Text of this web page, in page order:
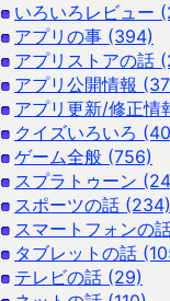
いろいろレビュー
アプリの事 (394)
アプリストアの話
アプリ公開情報
アプリ更新/修正情
クイズいろいろ
ゲーム全般 (756)
スプラトゥーン
スポーツの話 (234)
スマートフォンの
タブレットの話
テレビの話 (29)